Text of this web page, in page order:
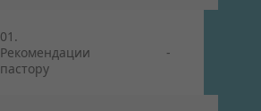
01.
Рекомендации
пастору
-